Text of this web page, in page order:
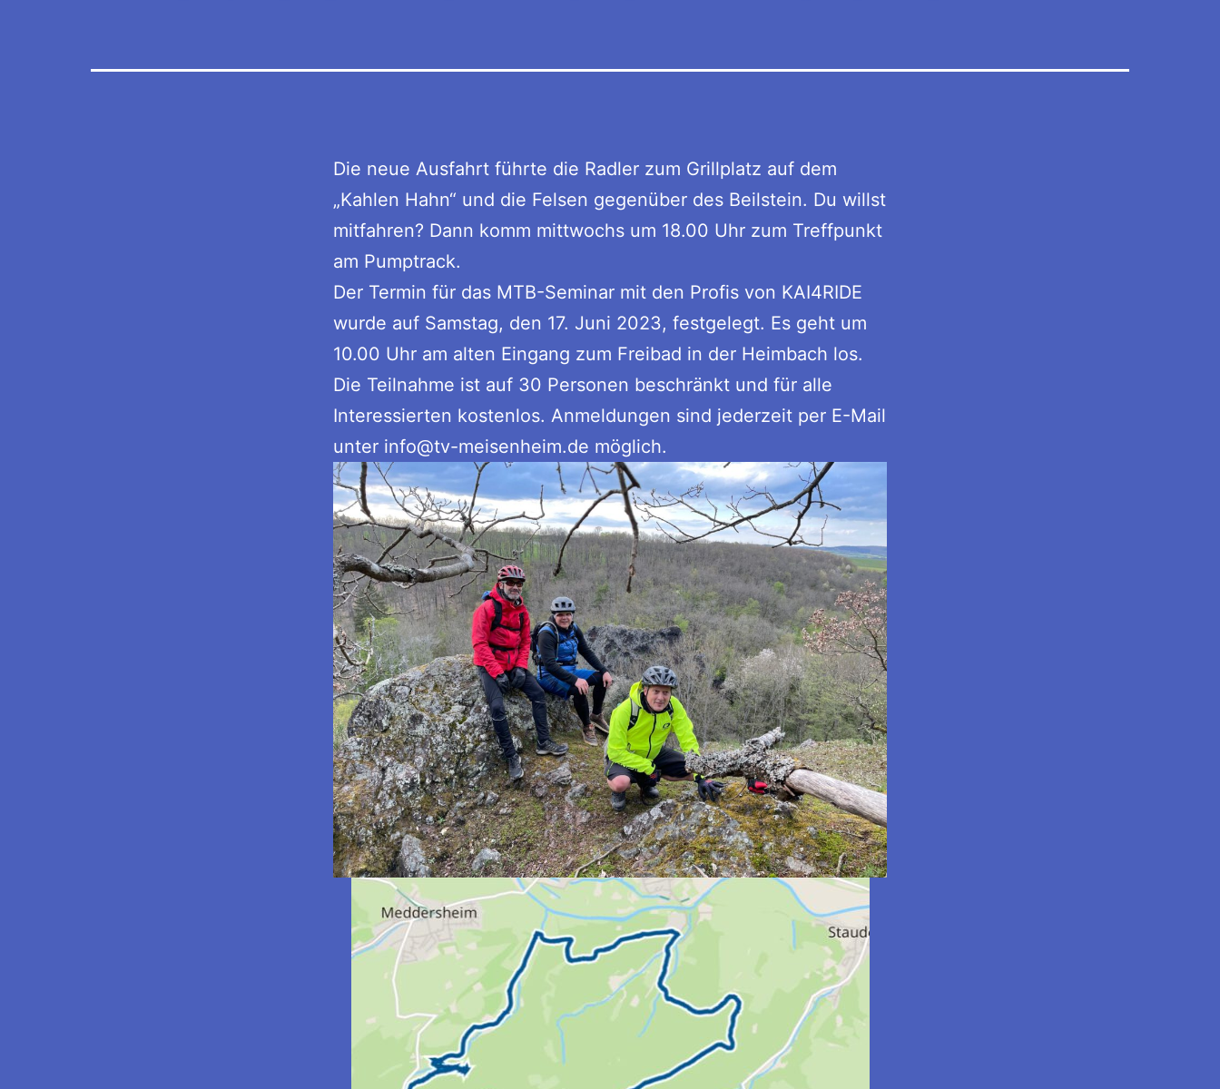
Die neue Ausfahrt führte die Radler zum Grillplatz auf dem
„Kahlen Hahn“ und die Felsen gegenüber des Beilstein. Du willst
mitfahren? Dann komm mittwochs um 18.00 Uhr zum Treffpunkt
am Pumptrack.
Der Termin für das MTB-Seminar mit den Profis von KAI4RIDE
wurde auf Samstag, den 17. Juni 2023, festgelegt. Es geht um
10.00 Uhr am alten Eingang zum Freibad in der Heimbach los.
Die Teilnahme ist auf 30 Personen beschränkt und für alle
Interessierten kostenlos. Anmeldungen sind jederzeit per E-Mail
unter info@tv-meisenheim.de möglich.